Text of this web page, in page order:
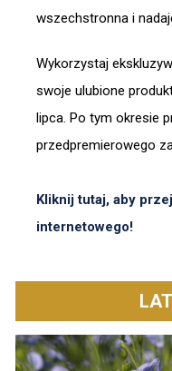
wszechstronna i
Wykorzystaj
swoje ulubione
lipca. Po tym okresie
przedpremierowego
Kliknij tutaj, aby
internetowego!